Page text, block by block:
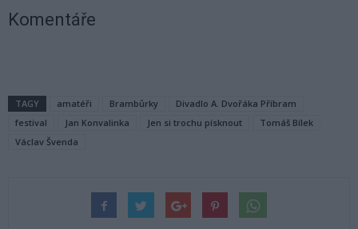
Komentáře
TAGY amatéři Brambůrky
Divadlo A. Dvořáka Příbram
festival
Jan Konvalinka Jen si trochu písknout
Tomáš Bílek
Václav Švenda